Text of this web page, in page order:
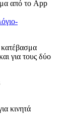
από το App
κατέβασμα
για τους δύο
κινητά